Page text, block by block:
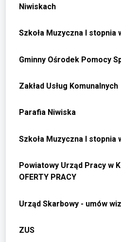
Niwiskach
Szkoła Muzyczna I stopnia
Gminny Ośrodek Pomocy
Zakład Usług Komunalnych
Parafia Niwiska
Szkoła Muzyczna I stopnia
Powiatowy Urząd Pracy w
OFERTY PRACY
Urząd Skarbowy - umów
ZUS